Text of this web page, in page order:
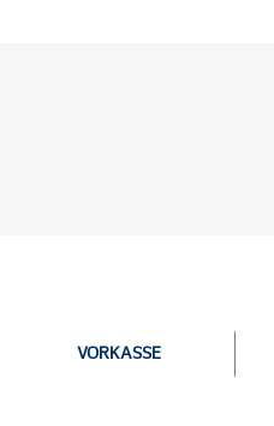
VORKASSE